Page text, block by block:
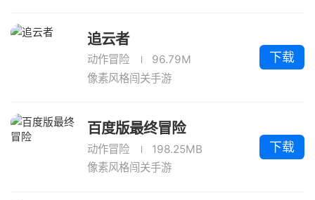
追云者
动作冒险
96.79M
像素风格闯关手游
下载
百度版最终冒险
动作冒险
198.25MB
像素风格闯关手游
下载